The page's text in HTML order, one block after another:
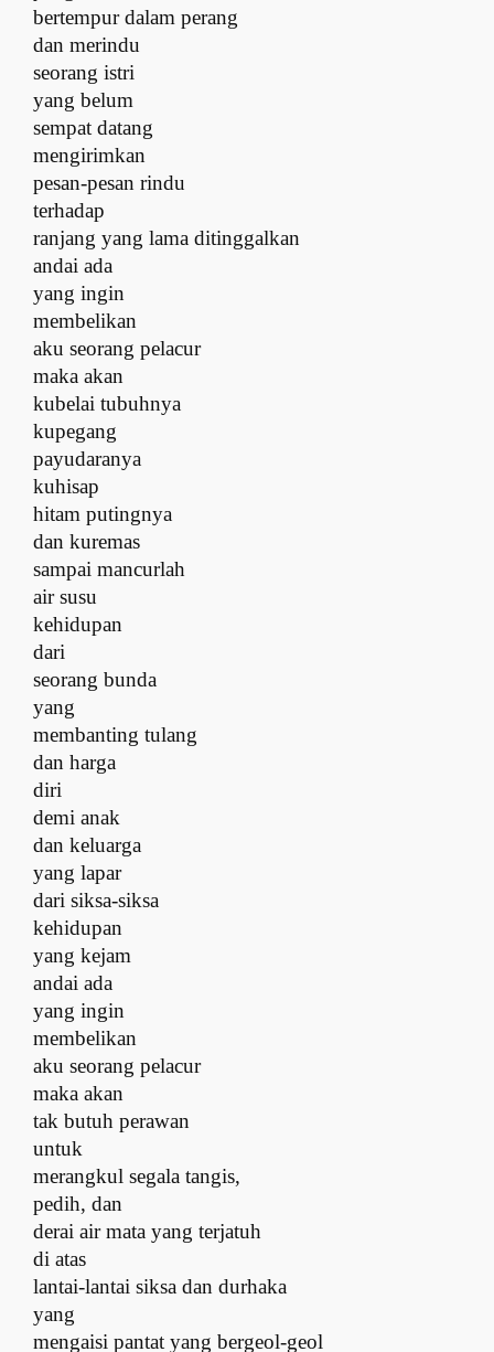
bertempur dalam perang
dan merindu
seorang istri
yang belum
sempat datang
mengirimkan
pesan-pesan rindu
terhadap
ranjang yang lama ditinggalkan
andai ada
yang ingin
membelikan
aku seorang pelacur
maka akan
kubelai tubuhnya
kupegang
payudaranya
kuhisap
hitam putingnya
dan kuremas
sampai mancurlah
air susu
kehidupan
dari
seorang bunda
yang
membanting tulang
dan harga
diri
demi anak
dan keluarga
yang lapar
dari siksa-siksa
kehidupan
yang kejam
andai ada
yang ingin
membelikan
aku seorang pelacur
maka akan
tak butuh perawan
untuk
merangkul segala tangis,
pedih, dan
derai air mata yang terjatuh
di atas
lantai-lantai siksa dan durhaka
yang
mengaisi pantat yang bergeol-geol